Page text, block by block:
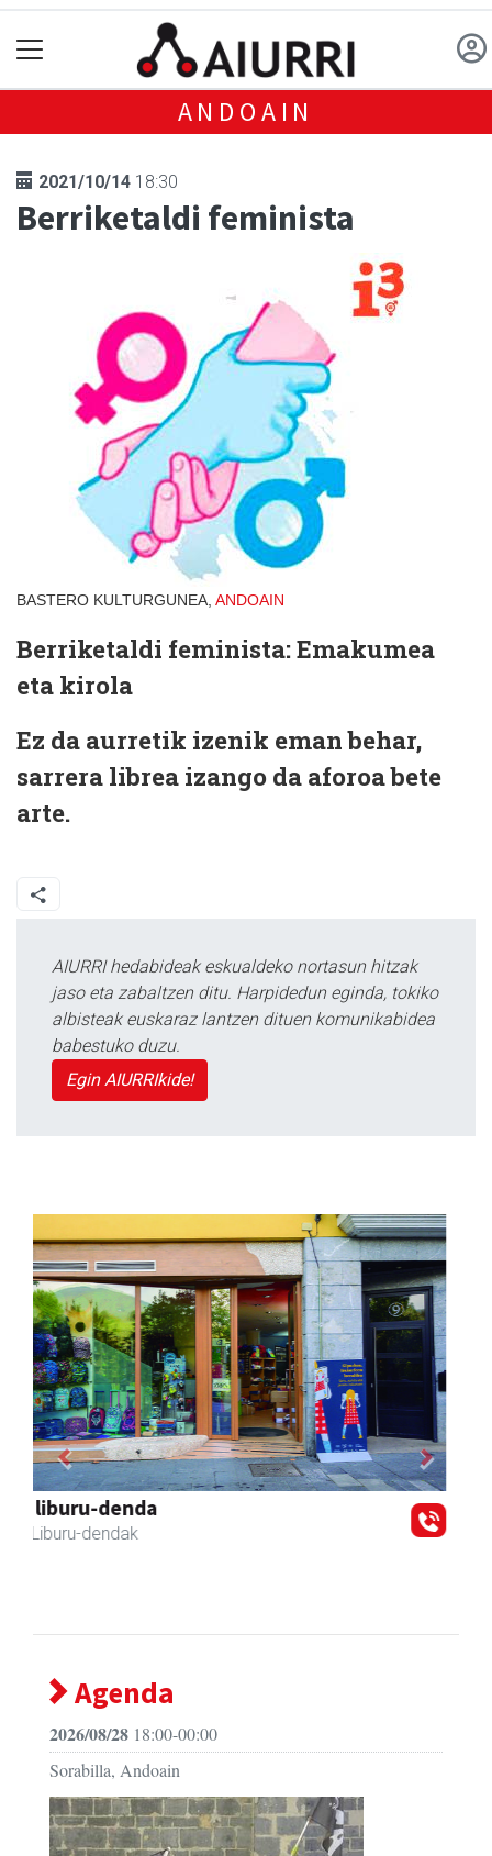
ANDOAIN
2021/10/14 18:30
Berriketaldi feminista
BASTERO KULTURGUNEA, ANDOAIN
Berriketaldi feminista: Emakumea
eta kirola
Ez da aurretik izenik eman behar,
sarrera librea izango da aforoa bete
arte.
AIURRI hedabideak eskualdeko nortasun hitzak
jaso eta zabaltzen ditu. Harpidedun eginda, tokiko
albisteak euskaraz lantzen dituen komunikabidea
babestuko duzu.
Egin AIURRIkide!
Azkain motoak
Andoain - Motor dendak
Previous Next
Agenda
2026/08/28 18:00-00:00
Sorabilla, Andoain